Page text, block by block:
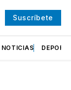
Suscríbete
NOTICIAS